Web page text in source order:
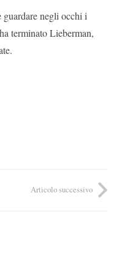
guardare negli occhi i
terminato Lieberman,
Articolo successivo